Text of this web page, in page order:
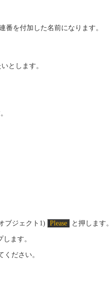
番を付加した名前になります。
とします。
ブジェクト1) Please と押します。
ます。
ください。